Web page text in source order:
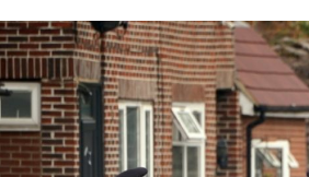
Der 1. FC Union Und Die
Bundesliga Als Vorbild
Europa
Admin May 1, 2021